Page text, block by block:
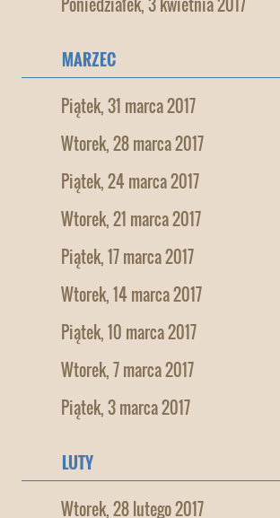
MARZEC
Piątek, 31 marca 2017
Wtorek, 28 marca 2017
Piątek, 24 marca 2017
Wtorek, 21 marca 2017
Piątek, 17 marca 2017
Wtorek, 14 marca 2017
Piątek, 10 marca 2017
Wtorek, 7 marca 2017
Piątek, 3 marca 2017
LUTY
Wtorek, 28 lutego 2017